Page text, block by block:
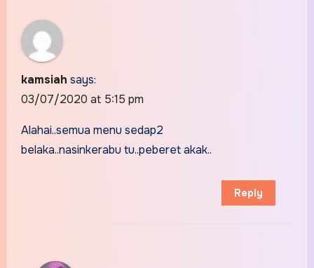
kamsiah says:
03/07/2020 at 5:15 pm
Alahai..semua menu sedap2
belaka..nasinkerabu tu..peberet akak..
Reply